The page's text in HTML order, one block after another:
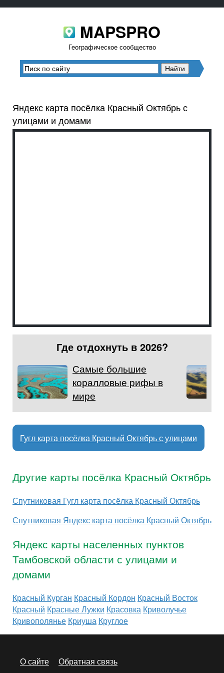
MAPSPRO
Географическое сообщество
Яндекс карта посёлка Красный Октябрь с
улицами и домами
Где отдохнуть в 2026?
Самые большие
коралловые рифы в
мире
Гугл карта посёлка Красный Октябрь с улицами
Другие карты посёлка Красный Октябрь
Спутниковая Гугл карта посёлка Красный Октябрь
Спутниковая Яндекс карта посёлка Красный Октябрь
Яндекс карты населенных пунктов
Тамбовской области с улицами и
домами
Красный Курган Красный Кордон Красный Восток
Красный Красные Лужки Красовка Криволучье
Кривополянье Криуша Круглое
О сайте Обратная связь